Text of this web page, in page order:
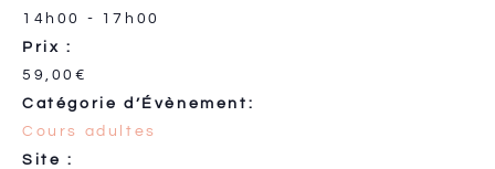
14h00 - 17h00
Prix :
59,00€
Catégorie d’Évènement:
Cours adultes
Site :